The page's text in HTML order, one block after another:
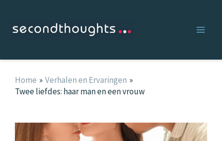
Home
Verhalen en Ervaringen
Twee liefdes: haar man en een vrouw